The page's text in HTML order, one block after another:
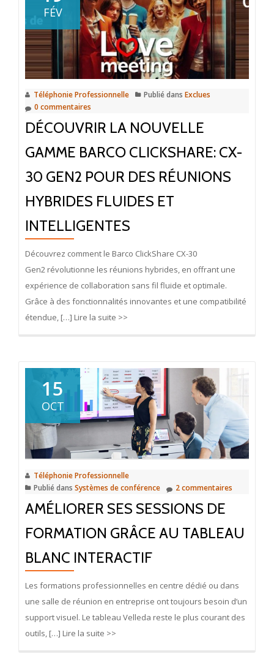
FÉV
Téléphonie Professionnelle Publié dans Exclues
0 commentaires
DÉCOUVRIR LA NOUVELLE
GAMME BARCO CLICKSHARE: CX-
30 GEN2 POUR DES RÉUNIONS
HYBRIDES FLUIDES ET
INTELLIGENTES
Découvrez comment le Barco ClickShare CX-30
Gen2 révolutionne les réunions hybrides, en offrant une
expérience de collaboration sans fil fluide et optimale.
Grâce à des fonctionnalités innovantes et une compatibilité
étendue, […] Lire la suite >>
15
OCT
Téléphonie Professionnelle
Publié dans Systèmes de conférence 2 commentaires
AMÉLIORER SES SESSIONS DE
FORMATION GRÂCE AU TABLEAU
BLANC INTERACTIF
Les formations professionnelles en centre dédié ou dans
une salle de réunion en entreprise ont toujours besoin d’un
support visuel. Le tableau Velleda reste le plus courant des
outils, […] Lire la suite >>